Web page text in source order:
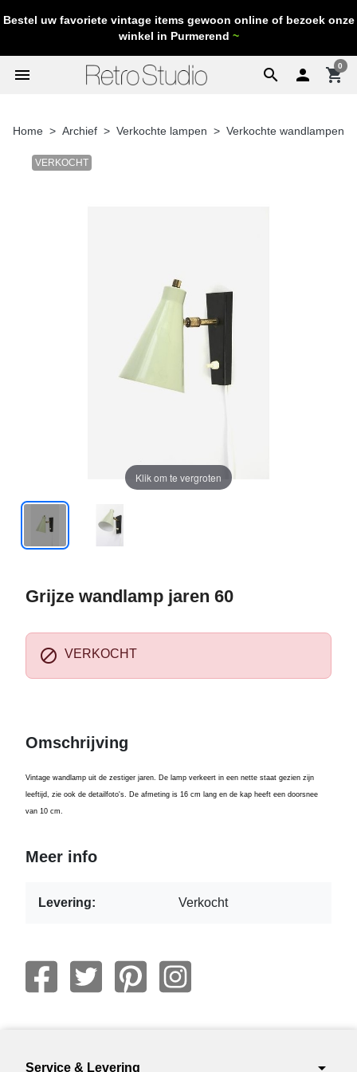
Bestel uw favoriete vintage items gewoon online of bezoek onze
winkel in Purmerend ~
search
menu  shopping_cart
0
Home Archief Verkochte lampen Verkochte wandlampen
VERKOCHT
Klik om te vergroten
Grijze wandlamp jaren 60
 VERKOCHT
Omschrijving
Vintage wandlamp uit de zestiger jaren. De lamp verkeert in een nette staat gezien zijn
leeftijd, zie ook de detailfoto's. De afmeting is 16 cm lang en de kap heeft een doorsnee
van 10 cm.
Meer info
Levering: Verkocht
Service & Levering